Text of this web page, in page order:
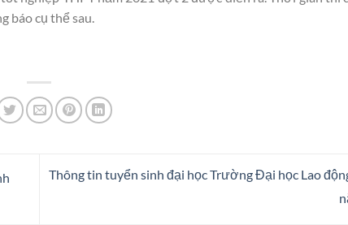
báo cụ thể sau.
Thông tin tuyển sinh đại học Trường Đại học Lao